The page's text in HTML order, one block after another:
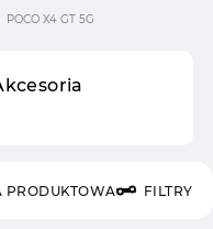
POCO X4 GT 5G
PRODUKTOWA FILTRY